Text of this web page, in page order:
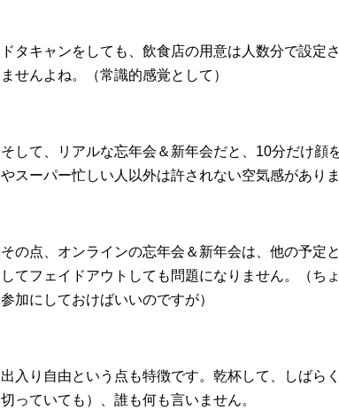
ドタキャンをしても、飲食店の用意は人数分で設定
ませんよね。（常識的感覚として）
そして、リアルな忘年会＆新年会だと、10分だけ顔
やスーパー忙しい人以外は許されない空気感がありま
その点、オンラインの忘年会＆新年会は、他の予定
してフェイドアウトしても問題になりません。（ち
参加にしておけばいいのですが）
出入り自由という点も特徴です。乾杯して、しばら
切っていても）、誰も何も言いません。